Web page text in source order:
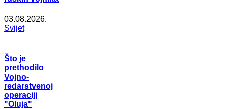
03.08.2026.
Svijet
Što je
prethodilo
Vojno-
redarstvenoj
operaciji
"Oluja"